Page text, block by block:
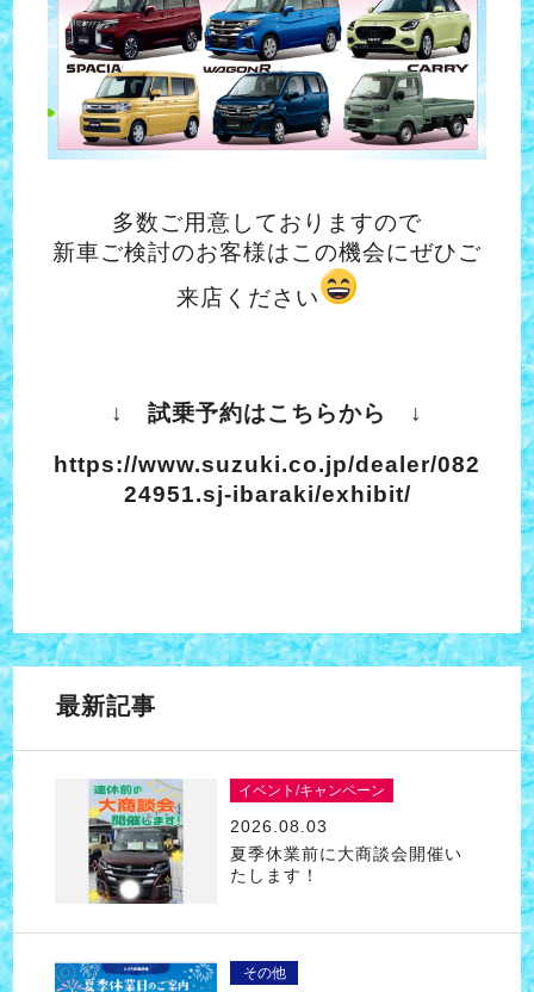
多数ご用意しておりますので
新車ご検討のお客様はこの機会にぜひご
来店ください
↓ 試乗予約はこちらから ↓
https://www.suzuki.co.jp/dealer/082
24951.sj-ibaraki/exhibit/
最新記事
イベント/キャンペーン
2026.08.03
夏季休業前に大商談会開催い
たします！
その他